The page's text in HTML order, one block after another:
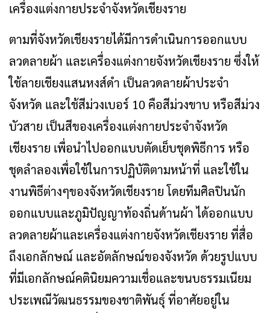
เครื่องแต่งกายประจำจังหวัดเชียงราย
ตามที่จังหวัดเชียงรายได้มีการดำเนินการออกแบบ
ลวดลายผ้า และเครื่องแต่งกายจังหวัดเชียงราย ซึ่งให้
ใช้ลายเชียงแสนหงส์ดำ เป็นลวดลายผ้าประจำ
จังหวัด และใช้สีม่วงเบอร์ 10 คือสีม่วงขาบ หรือสีม่วง
บัวสาย เป็นสีของเครื่องแต่งกายประจำจังหวัด
เชียงราย เพื่อนำไปออกแบบตัดเย็บชุดพิธีการ หรือ
ชุดลำลองเพื่อใช้ในการปฏิบัติตามหน้าที่ และใช้ใน
งานพิธีต่างๆของจังหวัดเชียงราย โดยทีมศิลปินนัก
ออกแบบและภูมิปัญญาท้องถิ่นด้านผ้า ได้ออกแบบ
ลวดลายผ้าและเครื่องแต่งกายจังหวัดเชียงราย ที่สื่อ
ถึงเอกลักษณ์ และอัตลักษณ์ของจังหวัด ด้วยรูปแบบ
ที่มีเอกลักษณ์คตินิยมความเชื่อและขนบธรรมเนียม
ประเพณีวัฒนธรรมของชาติพันธุ์ ที่อาศัยอยู่ใน